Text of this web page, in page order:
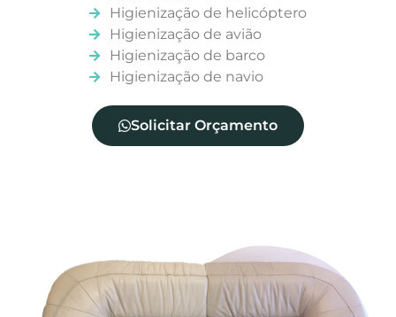
Higienização de helicóptero
Higienização de avião
Higienização de barco
Higienização de navio
Solicitar Orçamento